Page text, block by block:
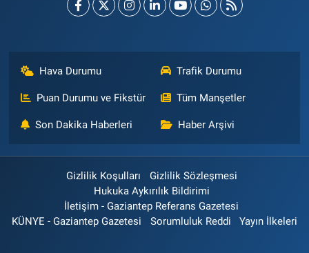
Hava Durumu Trafik Durumu
Puan Durumu ve Fikstür Tüm Manşetler
Son Dakika Haberleri Haber Arşivi
Gizlilik Koşulları
Gizlilik Sözleşmesi
Hukuka Aykırılık Bildirimi
İletişim - Gaziantep Referans Gazetesi
KÜNYE - Gaziantep Gazetesi
Sorumluluk Reddi Yayın İlkeleri